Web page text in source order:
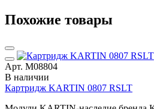
Похожие товары
Арт. М08804
В наличии
Картридж KARTIN 0807 RSLT